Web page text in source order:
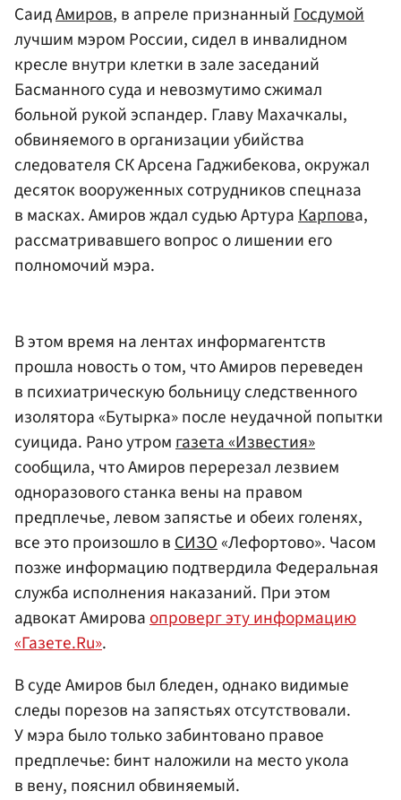
СаидАмиров, в апреле признанный Госдумой
лучшим мэром России, сидел в инвалидном
кресле внутри клетки в зале заседаний
Басманного суда и невозмутимо сжимал
больной рукой эспандер. Главу Махачкалы,
обвиняемого в организации убийства
следователя СК Арсена Гаджибекова, окружал
десяток вооруженных сотрудников спецназа
в масках. Амиров ждал судью Артура Карпова,
рассматривавшего вопрос о лишении его
полномочий мэра.
В этом время на лентах информагентств
прошла новость о том, что Амиров переведен
в психиатрическую больницу следственного
изолятора «Бутырка» после неудачной попытки
суицида. Рано утромгазета «Известия»
сообщила, что Амиров перерезал лезвием
одноразового станка вены на правом
предплечье, левом запястье и обеих голенях,
все это произошло вСИЗО«Лефортово». Часом
позже информацию подтвердила Федеральная
служба исполнения наказаний. При этом
адвокат Амироваопроверг эту информацию
«Газете.Ru».
В суде Амиров был бледен, однако видимые
следы порезов на запястьях отсутствовали.
У мэра было только забинтовано правое
предплечье: бинт наложили на место укола
в вену, пояснил обвиняемый.